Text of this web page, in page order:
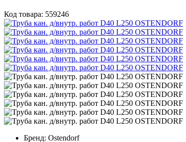
Код товара: 559246
Бренд: Ostendorf